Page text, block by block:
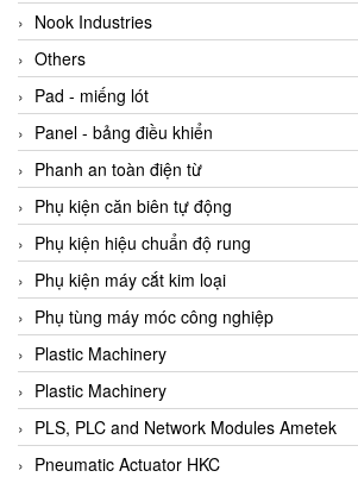
Beinlich-pumps
Beka
BEKO
Belimo
Benetech Vietnam
Bently Nevada
Bentone Vietnam
Bernstein Vietnam
Berthold
Bestech
Bestech
BETA
Bifold
Nook Industries
Others
Pad - miếng lót
Panel - bảng điều khiển
Phanh an toàn điện từ
Phụ kiện căn biên tự động
Phụ kiện hiệu chuẩn độ rung
Phụ kiện máy cắt kim loại
Phụ tùng máy móc công nghiệp
Plastic Machinery
Plastic Machinery
PLS, PLC and Network Modules Ametek
Pneumatic Actuator HKC